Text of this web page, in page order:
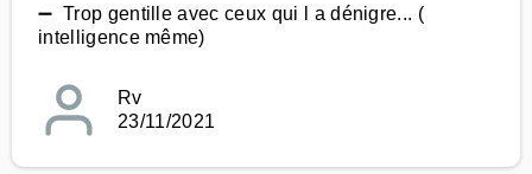
➖ Trop gentille avec ceux qui l a dénigre... (
intelligence même)
Rv
23/11/2021